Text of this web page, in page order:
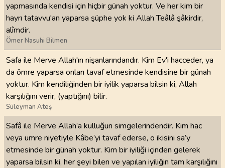
yapmasında kendisi için hiçbir günah yoktur. Ve her kim bir
hayrı tatavvu'an yaparsa şüphe yok ki Allah Teâlâ şâkirdir,
alîmdir.
Ömer Nasuhi Bilmen
Safa ile Merve Allah'ın nişanlarındandır. Kim Ev'i hacceder, ya
da ömre yaparsa onları tavaf etmesinde kendisine bir günah
yoktur. Kim kendiliğinden bir iyilik yaparsa bilsin ki, Allah
karşılığını verir, (yaptığını) bilir.
Süleyman Ateş
Safâ ile Merve Allah’a kulluğun simgelerindendir. Kim hac
veya umre niyetiyle Kâbe’yi tavaf ederse, o ikisini sa’y
etmesinde bir günah yoktur. Kim bir iyiliği içinden gelerek
yaparsa bilsin ki, her şeyi bilen ve yapılan iyiliğin tam karşılığını